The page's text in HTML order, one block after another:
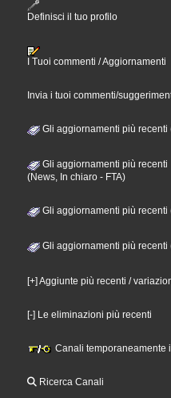
Definisci il tuo profilo
I Tuoi commenti / Aggiornamenti
Invia i tuoi commenti/
Gli aggiornamenti più recenti
Gli aggiornamenti più recenti
(News, In chiaro - FTA)
Gli aggiornamenti più recenti
Gli aggiornamenti più recenti
[+] Aggiunte più recenti /
[-] Le eliminazioni più recenti
Canali temporaneamente
Ricerca Canali